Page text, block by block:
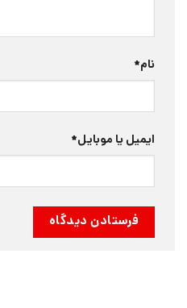
نام*
ایمیل یا موبایل*